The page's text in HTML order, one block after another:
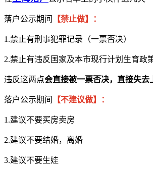
落户公示期间 【禁止做】：
1.禁止有刑事犯罪记录（一票否决）
2.禁止有违反国家及本市现行计划生育政
违反这两点会直接被一票否决，直接失去
落户公示期间 【不建议做】：
1.建议不要买房卖房
2.建议不要结婚，离婚
3.建议不要生娃